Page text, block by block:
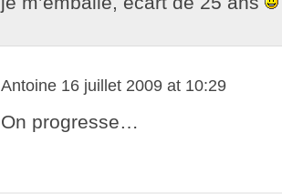
Antoine 16 juillet 2009 at 10:29
On progresse…